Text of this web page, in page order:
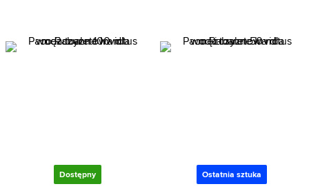
Dostępny Ostatnia sztuka